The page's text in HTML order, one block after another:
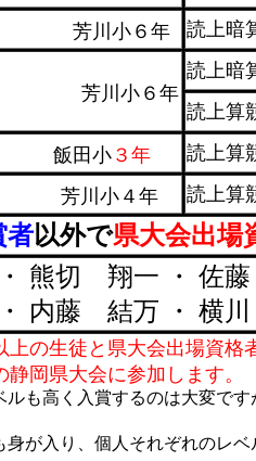
川小６年 読上暗
川小６年
読上暗
読上算
飯田小３年 読上算
芳川小４年 読上算
者以外で県大会出場
熊切 翔一 ・
・ 内藤 結万 ・
上の生徒と県大会出場資格
静岡県大会に参加します。
ルも高く入賞するのは大変で
入り、個人それぞれのレベ